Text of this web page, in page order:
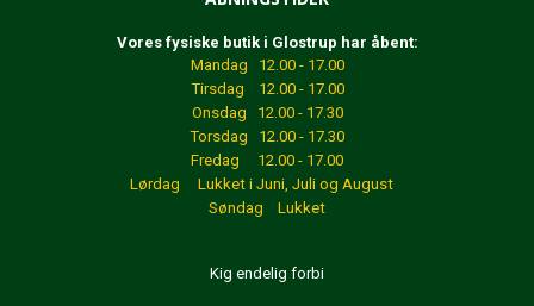
Vores fysiske butik i Glostrup har åbent:
Mandag 12.00 - 17.00
Tirsdag 12.00 - 17.00
Onsdag 12.00 - 17.30
Torsdag 12.00 - 17.30
Fredag 12.00 - 17.00
Lørdag Lukket i Juni, Juli og August
Søndag Lukket
Kig endelig forbi